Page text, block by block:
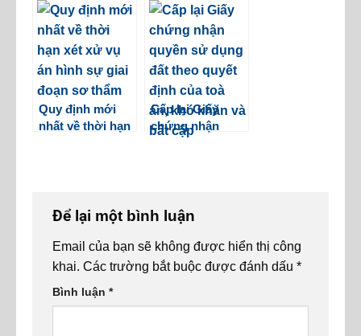
và cấp thẻ tạm
trú
điều tra bổ
sung?
Quy định mới
nhất về thời hạn
Cấp lại Giấy
chứng nhận
cập
Để lại một bình luận
Email của bạn sẽ không được hiển thị công
khai. Các trường bắt buộc được đánh dấu *
Bình luận *